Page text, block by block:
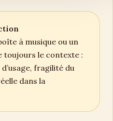
à musique ou un
toujours le contexte :
fragilité du
dans la